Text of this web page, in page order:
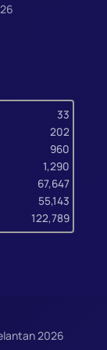
33
202
960
1,290
67,647
55,143
122,789
2026